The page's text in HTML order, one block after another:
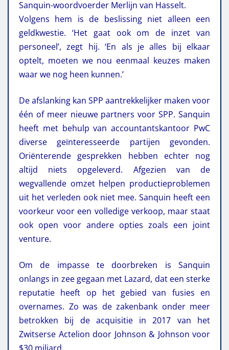
Sanquin-woordvoerder Merlijn van Hasselt.
Volgens hem is de beslissing niet alleen een
geldkwestie. ‘Het gaat ook om de inzet van
personeel’, zegt hij. ‘En als je alles bij elkaar
optelt, moeten we nou eenmaal keuzes maken
waar we nog heen kunnen.’
De afslanking kan SPP aantrekkelijker maken voor
één of meer nieuwe partners voor SPP. Sanquin
heeft met behulp van accountantskantoor PwC
diverse geïnteresseerde partijen gevonden.
Oriënterende gesprekken hebben echter nog
altijd niets opgeleverd. Afgezien van de
wegvallende omzet helpen productieproblemen
uit het verleden ook niet mee. Sanquin heeft een
voorkeur voor een volledige verkoop, maar staat
ook open voor andere opties zoals een joint
venture.
Om de impasse te doorbreken is Sanquin
onlangs in zee gegaan met Lazard, dat een sterke
reputatie heeft op het gebied van fusies en
overnames. Zo was de zakenbank onder meer
betrokken bij de acquisitie in 2017 van het
Zwitserse Actelion door Johnson & Johnson voor